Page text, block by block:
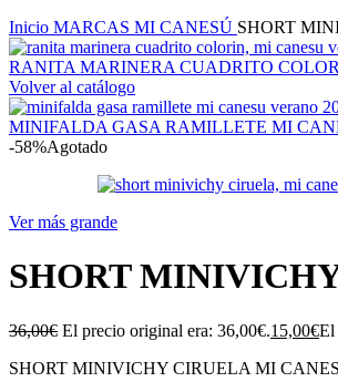
Inicio MARCAS MI CANESÚ SHORT
RANITA MARINERA CUADRITO
Volver al catálogo
MINIFALDA GASA RAMILLETE MI
-58%Agotado
Ver más grande
SHORT
36,00€ El precio original era: 36,00€.15,00€El
SHORT MINIVICHY CIRUELA MI